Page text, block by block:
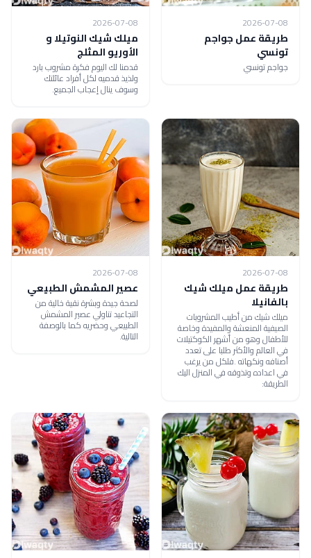
2026-07-08
طريقة عمل جواجم
تونسي
جواجم تونسي
2026-07-08
ميلك شيك النوتيلا و
الأوريو المثلج
قدمنا لك اليوم فكرة مشروب بارد
ولذيذ قدميه لكل أفراد عائلتك
وسوف ينال إعجاب الجميع.
2026-07-08
طريقة عمل ميلك شيك
بالفانيلا
ميلك شيك من أطيب المشروبات
الصيفية المنعشة والمفيدة وخاصة
للأطفال وهو من أشهر الكوكتيلات
في العالم والأكثر طلبا على تعدد
أصنافه ونكهاته .فلكل من يرغب
في اعداده وتذوقه في المنزل اليك
الطريقة:
2026-07-08
عصير المشمش الطبيعي
لصحة جيدة وبشرة نقية خالية من
التجاعيد تناولي عصير المشمش
الطبيعي وحضريه كما بالوصفة
التالية.